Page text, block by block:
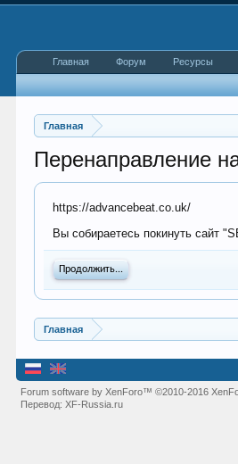
Главная
Перенаправление
https://advancebeat.co.uk/
Вы собираетесь покинуть сайт
Продолжить...
Главная
Главная Форум Ресурсы
Forum software by XenForo™©2010-2016
Перевод:XF-Russia.ru